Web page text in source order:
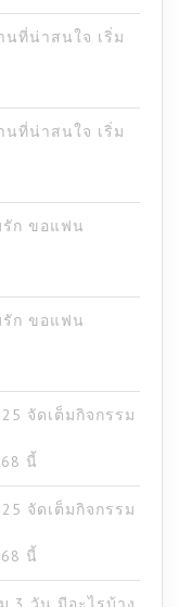
นที่น่าสนใจ เริ่ม
นที่น่าสนใจ เริ่ม
รัก ขอแฟน
รัก ขอแฟน
จัดเต็มกิจกรรม
นี้
จัดเต็มกิจกรรม
นี้